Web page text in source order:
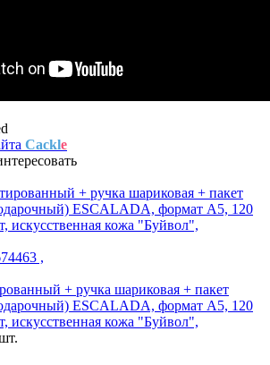
Cackle
,
+ ручка шариковая + пакет
ESCALADA, формат А5, 120
искусственная кожа "Буйвол",